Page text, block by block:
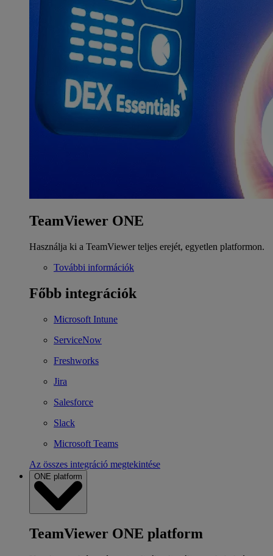
TeamViewer ONE
Használja ki a TeamViewer teljes erejét, egyetlen platformon.
További információk
Főbb integrációk
Microsoft Intune
ServiceNow
Freshworks
Jira
Salesforce
Slack
Microsoft Teams
Az összes integráció megtekintése
ONE platform
TeamViewer ONE platform